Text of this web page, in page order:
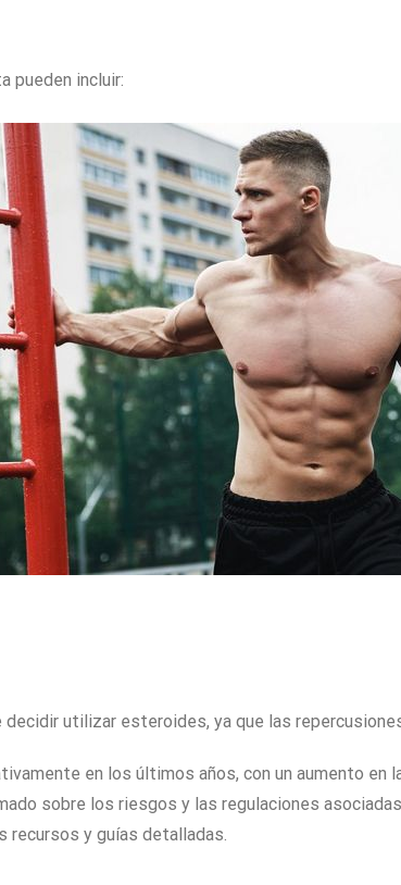
pueden incluir:
utilizar esteroides, ya que las
en los últimos años, con un aumento
sobre los riesgos y las regulaciones
recursos y guías detalladas.